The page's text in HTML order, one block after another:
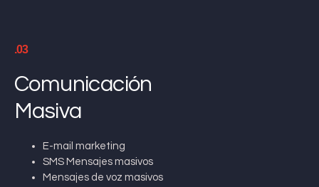
.03
Comunicación
Masiva
E-mail marketing
SMS Mensajes masivos
Mensajes de voz masivos